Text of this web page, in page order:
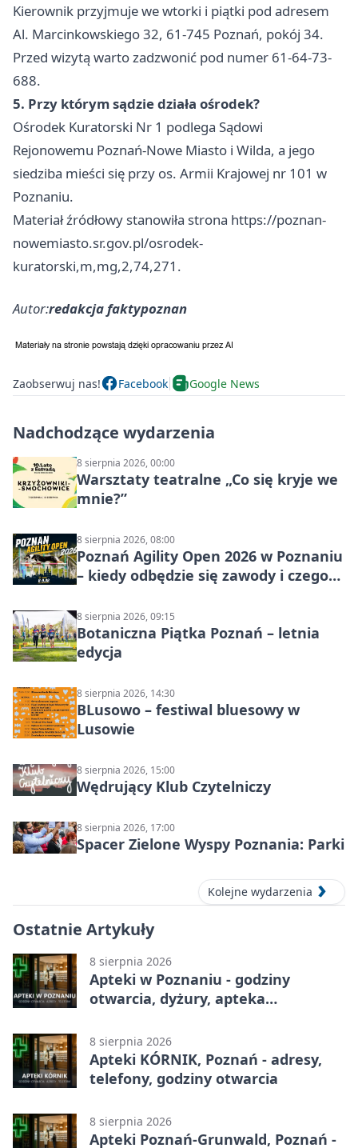
Kierownik przyjmuje we wtorki i piątki pod adresem
Al. Marcinkowskiego 32, 61-745 Poznań, pokój 34.
Przed wizytą warto zadzwonić pod numer 61-64-73-
688.
5. Przy którym sądzie działa ośrodek?
Ośrodek Kuratorski Nr 1 podlega Sądowi
Rejonowemu Poznań-Nowe Miasto i Wilda, a jego
siedziba mieści się przy os. Armii Krajowej nr 101 w
Poznaniu.
Materiał źródłowy stanowiła strona https://poznan-
nowemiasto.sr.gov.pl/osrodek-
kuratorski,m,mg,2,74,271.
Autor:redakcja faktypoznan
Zaobserwuj nas! Facebook Google News
Nadchodzące wydarzenia
8 sierpnia 2026, 00:00
Warsztaty teatralne „Co się kryje we
mnie?”
8 sierpnia 2026, 08:00
Poznań Agility Open 2026 w Poznaniu
– kiedy odbędzie się zawody i czego
8 sierpnia 2026, 09:15
Botaniczna Piątka Poznań – letnia
edycja
8 sierpnia 2026, 14:30
BLusowo – festiwal bluesowy w
Lusowie
8 sierpnia 2026, 15:00
Wędrujący Klub Czytelniczy
8 sierpnia 2026, 17:00
Spacer Zielone Wyspy Poznania: Parki
Kolejne wydarzenia
Ostatnie Artykuły
8 sierpnia 2026
Apteki w Poznaniu - godziny
otwarcia, dyżury, apteka
8 sierpnia 2026
Apteki KÓRNIK, Poznań - adresy,
telefony, godziny otwarcia
8 sierpnia 2026
Apteki Poznań-Grunwald, Poznań -